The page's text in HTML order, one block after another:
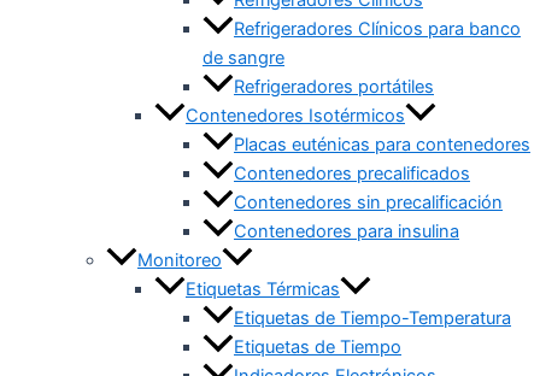
Refrigeradores Clínicos para banco
de sangre
Refrigeradores portátiles
Contenedores Isotérmicos
Placas euténicas para contenedores
Contenedores precalificados
Contenedores sin precalificación
Contenedores para insulina
Monitoreo
Etiquetas Térmicas
Etiquetas de Tiempo-Temperatura
Etiquetas de Tiempo